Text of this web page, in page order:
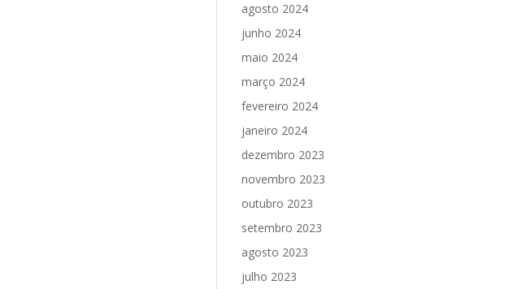
agosto 2024
junho 2024
maio 2024
março 2024
fevereiro 2024
janeiro 2024
dezembro 2023
novembro 2023
outubro 2023
setembro 2023
agosto 2023
julho 2023